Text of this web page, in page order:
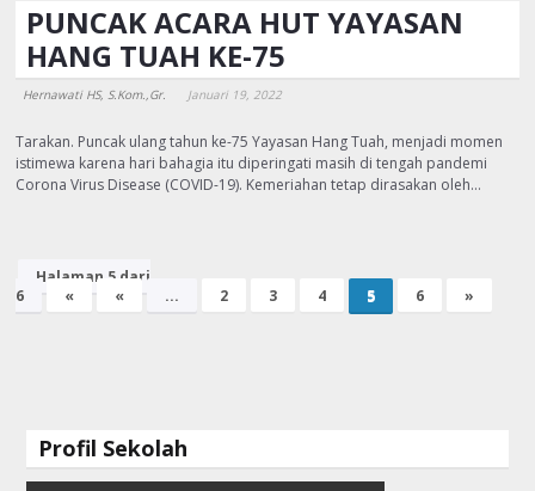
PUNCAK ACARA HUT YAYASAN
HANG TUAH KE-75
Hernawati HS, S.Kom.,Gr. Januari 19, 2022
Tarakan. Puncak ulang tahun ke-75 Yayasan Hang Tuah, menjadi momen
istimewa karena hari bahagia itu diperingati masih di tengah pandemi
Corona Virus Disease (COVID-19). Kemeriahan tetap dirasakan oleh…
Halaman 5 dari
6
« « ... 2 3 4 5 6 »
Profil Sekolah